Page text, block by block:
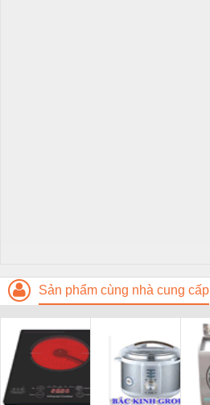
Sản phẩm cùng nhà cung cấp